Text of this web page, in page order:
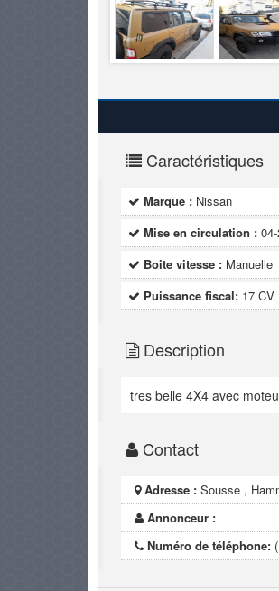
Caractéristiques
Marque : Nissan
Mise en circulation :
Boite vitesse : Manuelle
Puissance fiscal: 17 CV
Description
tres belle 4X4 avec
Contact
Adresse : Sousse ,
Annonceur :
Numéro de téléphone: